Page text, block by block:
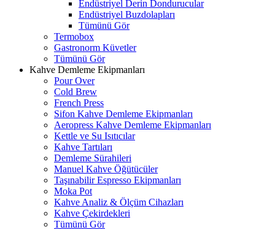
Endüstriyel Derin Dondurucular
Endüstriyel Buzdolapları
Tümünü Gör
Termobox
Gastronorm Küvetler
Tümünü Gör
Kahve Demleme Ekipmanları
Pour Over
Cold Brew
French Press
Sifon Kahve Demleme Ekipmanları
Aeropress Kahve Demleme Ekipmanları
Kettle ve Su Isıtıcılar
Kahve Tartıları
Demleme Sürahileri
Manuel Kahve Öğütücüler
Taşınabilir Espresso Ekipmanları
Moka Pot
Kahve Analiz & Ölçüm Cihazları
Kahve Çekirdekleri
Tümünü Gör